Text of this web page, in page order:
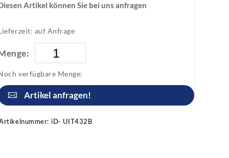
Artikel können Sie bei uns anfragen
auf Anfrage
verfügbare Menge:
Artikel anfragen!
iD- UIT432B